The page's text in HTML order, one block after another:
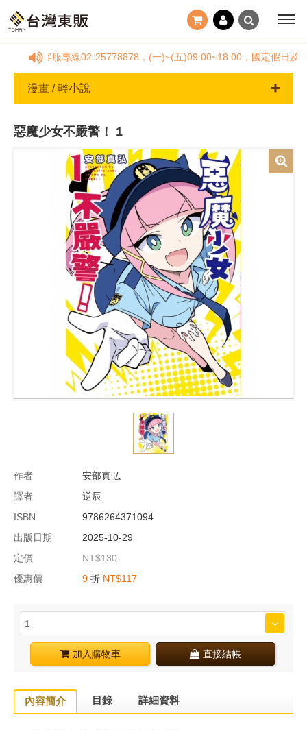
撥客服專線02-25778878，(一)~(五)09:00~18:00，國定假日及非
漫畫 / 輕小說
惡魔少女不嚴警！ 1
作者
安部真弘
譯者
逆辰
ISBN
9786264371094
出版日期
2025-10-29
定價
NT$130
優惠價
9 折 NT$117
加入購物車 直接結帳
內容簡介 目錄 詳細資料